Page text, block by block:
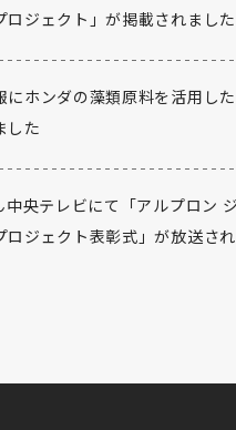
ロジェクト」が掲載されました
にホンダの藻類原料を活用し
した
中央テレビにて「アルプロン
ロジェクト表彰式」が放送さ